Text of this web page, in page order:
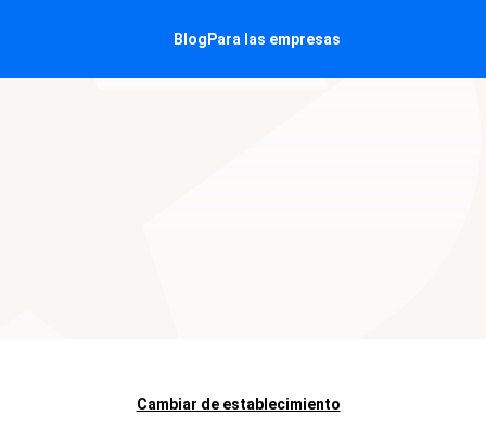
Blog Para las empresas
Cambiar de establecimiento